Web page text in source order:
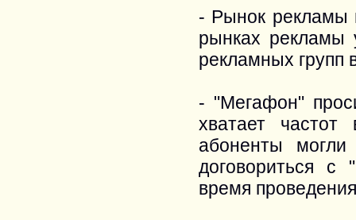
- Рынок рекламы
рынках рекламы
рекламных групп
- "Мегафон"
хватает
абоненты
договориться с
время